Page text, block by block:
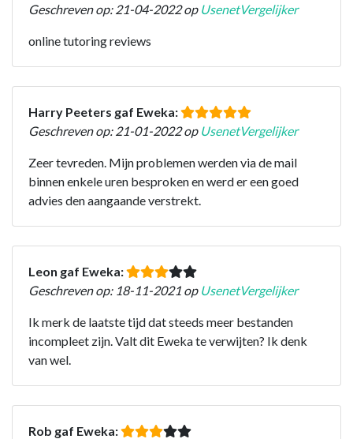
Geschreven op: 21-04-2022 op UsenetVergelijker
online tutoring reviews
Harry Peeters gaf Eweka:
Geschreven op: 21-01-2022 op UsenetVergelijker
Zeer tevreden. Mijn problemen werden via de mail
binnen enkele uren besproken en werd er een goed
advies den aangaande verstrekt.
Leon gaf Eweka:
Geschreven op: 18-11-2021 op UsenetVergelijker
Ik merk de laatste tijd dat steeds meer bestanden
incompleet zijn. Valt dit Eweka te verwijten? Ik denk
van wel.
Rob gaf Eweka: